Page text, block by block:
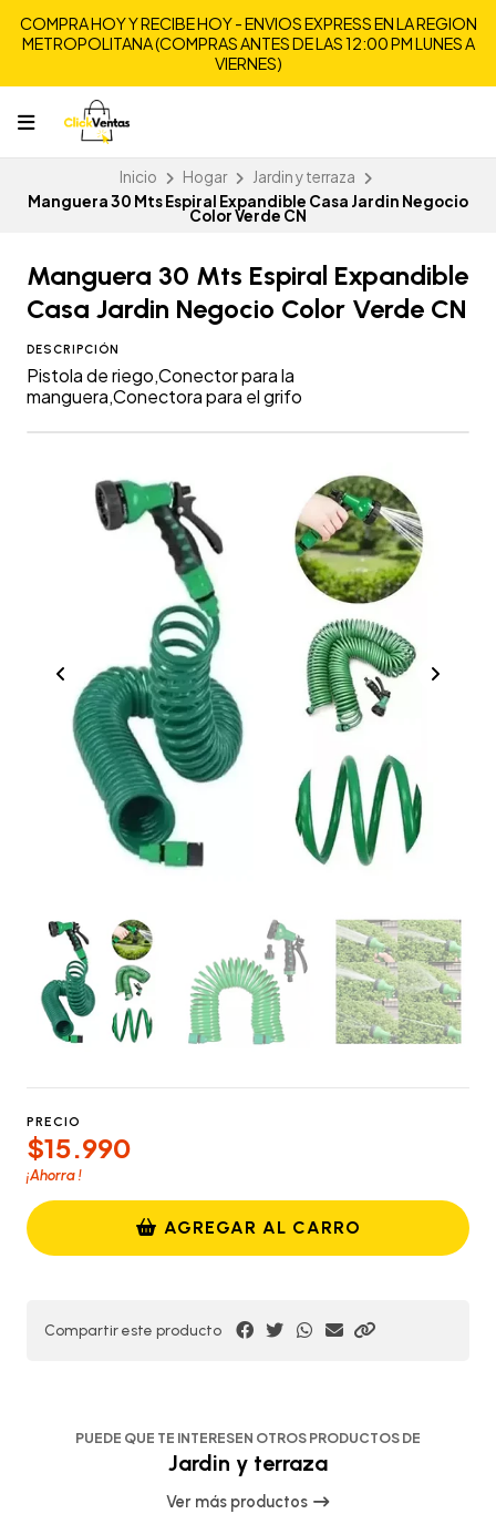
COMPRA HOY Y RECIBE HOY - ENVIOS EXPRESS EN LA REGION
METROPOLITANA (COMPRAS ANTES DE LAS 12:00 PM LUNES A
VIERNES)
Inicio Hogar
Jardin y terraza
Manguera 30 Mts Espiral Expandible Casa Jardin Negocio
Color Verde CN
Manguera 30 Mts Espiral Expandible
Casa Jardin Negocio Color Verde CN
DESCRIPCIÓN
Pistola de riego,Conector para la
manguera,Conectora para el grifo
PRECIO
$15.990
¡Ahorra!
AGREGAR AL CARRO
Compartir este producto
PUEDE QUE TE INTERESEN OTROS PRODUCTOS DE
Jardin y terraza
Ver más productos